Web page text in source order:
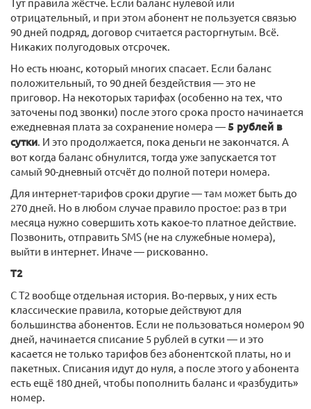
отрицательный, и при этом абонент не пользуется связью
90 дней подряд, договор считается расторгнутым. Всё.
Никаких полугодовых отсрочек.
Но есть нюанс, который многих спасает. Если баланс
положительный, то 90 дней бездействия — это не
приговор. На некоторых тарифах (особенно на тех, что
заточены под звонки) после этого срока просто начинается
ежедневная плата за сохранение номера — 5 рублей в
сутки. И это продолжается, пока деньги не закончатся. А
вот когда баланс обнулится, тогда уже запускается тот
самый 90-дневный отсчёт до полной потери номера.
Для интернет-тарифов сроки другие — там может быть до
270 дней. Но в любом случае правило простое: раз в три
месяца нужно совершить хоть какое-то платное действие.
Позвонить, отправить SMS (не на служебные номера),
выйти в интернет. Иначе — рискованно.
T2
С T2 вообще отдельная история. Во-первых, у них есть
классические правила, которые действуют для
большинства абонентов. Если не пользоваться номером 90
дней, начинается списание 5 рублей в сутки — и это
касается не только тарифов без абонентской платы, но и
пакетных. Списания идут до нуля, а после этого у абонента
есть ещё 180 дней, чтобы пополнить баланс и «разбудить»
номер.